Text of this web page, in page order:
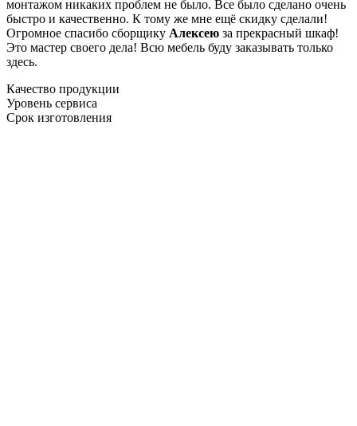
монтажом никаких проблем не было. Все было сделано очень
быстро и качественно. К тому же мне ещё скидку сделали!
Огромное спасибо сборщику Алексею за прекрасный шкаф!
Это мастер своего дела! Всю мебель буду заказывать только
здесь.
Качество продукции
Уровень сервиса
Срок изготовления